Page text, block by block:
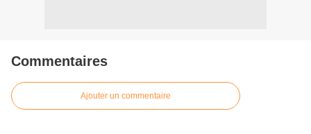
Commentaires
Ajouter un commentaire